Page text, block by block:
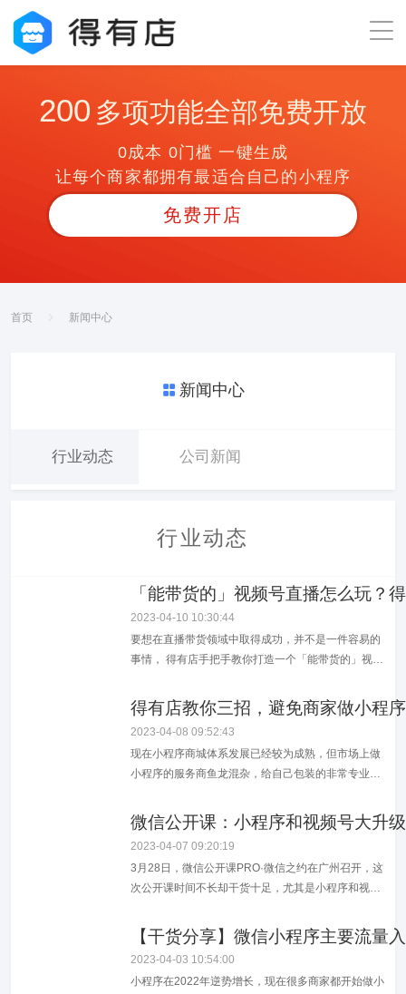
200 多项功能全部免费开放
0成本 0门槛 一键生成
让每个商家都拥有最适合自己的小程序
免费开店
首页 新闻中心
新闻中心
行业动态 公司新闻
行业动态
「能带货的」视频号直播怎么玩？
2023-04-10 10:30:44
要想在直播带货领域中取得成功，并不是一件容易的
事情， 得有店手把手教你打造一个「能带货的」视频
得有店教你三招，避免商家做小程
2023-04-08 09:52:43
现在小程序商城体系发展已经较为成熟，但市场上做
小程序的服务商鱼龙混杂，给自己包装的非常专业，
常见的骗局，教老板们三招，防止被坑！第一种小程
序开发。一般是报价过高或过低。有的销售人员为了
成交业务，以价格极低的费用成交，然后在合作中在
以各种需求满足不了来打包收取其它费用，这样整...
微信公开课：小程序和视频号大升
2023-04-07 09:20:19
3月28日，微信公开课PRO·微信之约在广州召开，这
次公开课时间不长却干货十足，尤其是小程序和视频
【干货分享】微信小程序主要流量
2023-04-03 10:54:00
小程序在2022年逆势增长，现在很多商家都开始做小